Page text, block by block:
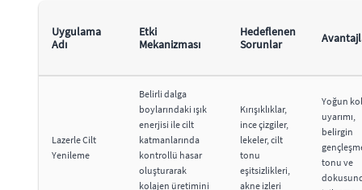
Uygulama
Adı
Etki
Mekanizması
Hedeflenen
Sorunlar
Lazerle Cilt
Yenileme
Belirli dalga
boylarındaki ışık
enerjisi ile cilt
katmanlarında
kontrollü hasar
oluşturarak
kolajen üretimini
Kırışıklıklar,
ince çizgiler,
lekeler, cilt
tonu
eşitsizlikleri,
akne izleri
Yoğun
uyarımı,
belirgin
tonu ve